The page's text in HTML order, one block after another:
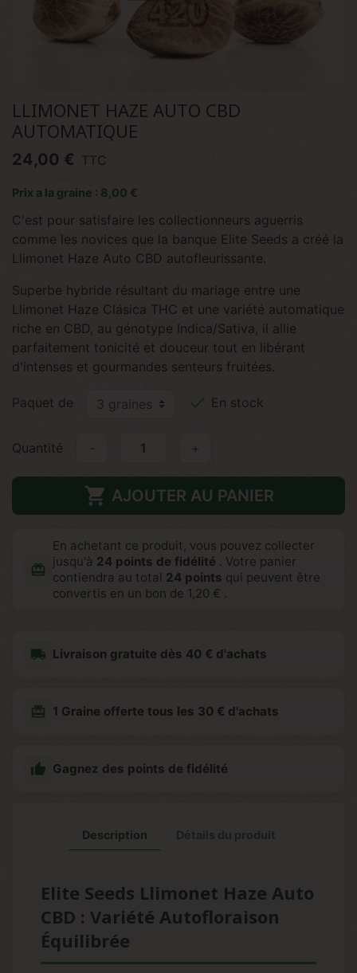
LLIMONET HAZE AUTO CBD
AUTOMATIQUE
24,00 € TTC
Prix a la graine : 8,00 €
C'est pour satisfaire les collectionneurs aguerris
comme les novices que la banque Elite Seeds a créé la
Llimonet Haze Auto CBD autofleurissante.
Superbe hybride résultant du mariage entre une
Llimonet Haze Clásica THC et une variété automatique
riche en CBD, au génotype Indica/Sativa, il allie
parfaitement tonicité et douceur tout en libérant
d'intenses et gourmandes senteurs fruitées.
Paquet de  En stock
Quantité +
 AJOUTER AU PANIER
redeem
En achetant ce produit, vous pouvez collecter
jusqu'à 24 points de fidélité . Votre panier
contiendra au total 24 points qui peuvent être
convertis en un bon de 1,20 € .
local_shipping Livraison gratuite dès 40 € d'achats
redeem 1 Graine offerte tous les 30 € d'achats
 Gagnez des points de fidélité
Description
Elite Seeds Llimonet Haze Auto
CBD : Variété Autofloraison
Équilibrée